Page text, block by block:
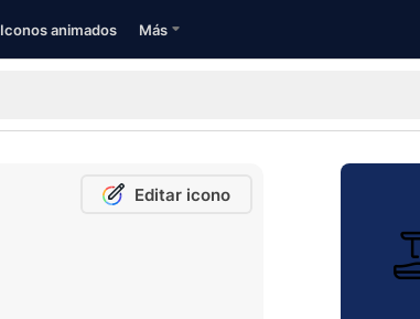
Iconos animados Más
Editar icono